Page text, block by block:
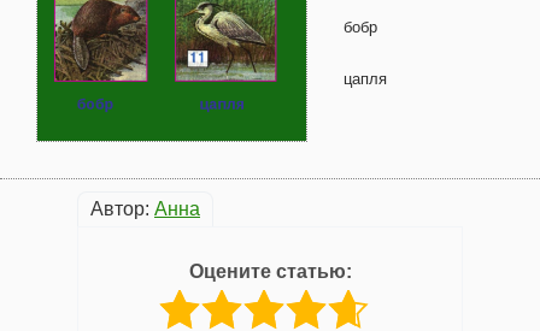
бобр
цапля
Автор: Анна
Оцените статью: